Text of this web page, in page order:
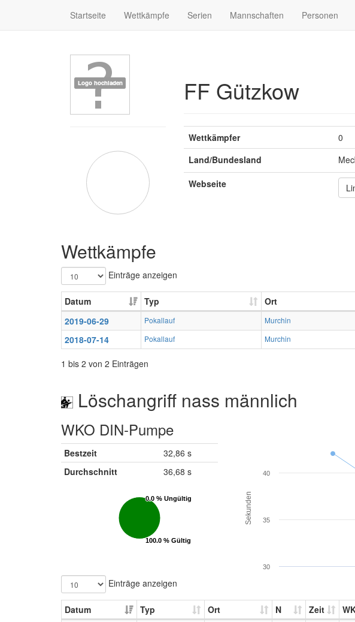
Startseite Wettkämpfe Serien Mannschaften Personen
FF Gützkow
Wettkämpfer
0
Land/Bundesland
Webseite
Wettkämpfe
Einträge anzeigen
Datum Typ Ort
2019-06-29
Pokallauf Murchin
2018-07-14
Pokallauf Murchin
1 bis 2 von 2 Einträgen
Löschangriff nass männlich
WKO DIN-Pumpe
Bestzeit
32,86 s
Durchschnitt
36,68 s
0.0 % Ungültig
0.0 % Ungültig
100.0 % Gültig
100.0 % Gültig
Sekunden
30
35
40
Einträge anzeigen
Datum Typ Ort N Zeit